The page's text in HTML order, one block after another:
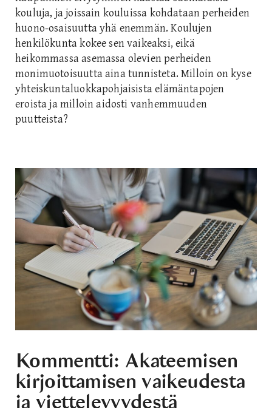
kouluja, ja joissain kouluissa kohdataan perheiden
huono-osaisuutta yhä enemmän. Koulujen
henkilökunta kokee sen vaikeaksi, eikä
heikommassa asemassa olevien perheiden
monimuotoisuutta aina tunnisteta. Milloin on kyse
yhteiskuntaluokkapohjaisista elämäntapojen
eroista ja milloin aidosti vanhemmuuden
puutteista?
Kommentti: Akateemisen
kirjoittamisen vaikeudesta
ja viettelevyydestä